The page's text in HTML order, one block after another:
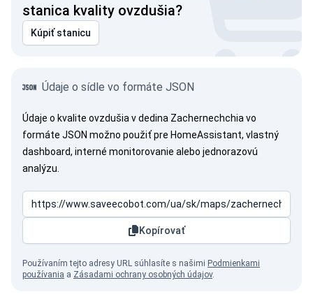
stanica kvality ovzdušia?
Kúpiť stanicu
Údaje o sídle vo formáte JSON
Údaje o kvalite ovzdušia v dedina Zachernechchia vo
formáte JSON možno použiť pre HomeAssistant, vlastný
dashboard, interné monitorovanie alebo jednorazovú
analýzu.
Kopírovať
Používaním tejto adresy URL súhlasíte s našimi Podmienkami
používania a Zásadami ochrany osobných údajov.